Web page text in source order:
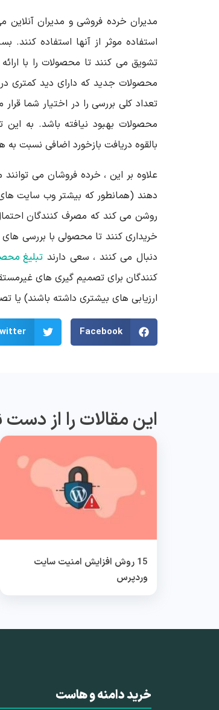
مدیران خرده فروشی و مدیران آنلاین
استفاده موثر از آنها استفاده کنند.
تشویق می کنند تا محصولات را با
محصولات جدید که دارای دید کمتری
تعداد کلی بررسی را در اختیار شما
محصولات بهبود نیافته باشد. به
بالقوه دریافت بازخورد اضافی نسبت به
علاوه بر این ، خرده فروشان می
دهند (همانطور که بیشتر وب سایت
روشن می کند که مصرف کنندگان
خریداری کنند تا محصولی با بررسی
دنبال می کنند ، سعی دارند تبلیغ
کنندگان برای تصمیم گیری های
ارزیابی های بیشتری داشته باشند) یا
Facebook
این مقالات را از
15 روش افزایش امنیت سایت
وردپرس
خرید دامنه و هاست